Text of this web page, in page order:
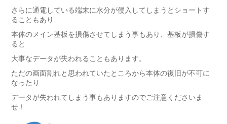
さらに通電している端末に水分が侵入してしまうとショートす
ることもあり
本体のメイン基板を損傷させてしまう事もあり、基板が損傷す
ると
大事なデータが失われることもあります。
ただの画面割れと思われていたところから本体の復旧が不可に
なったり
データが失われてしまう事もありますのでご注意くださいま
せ！